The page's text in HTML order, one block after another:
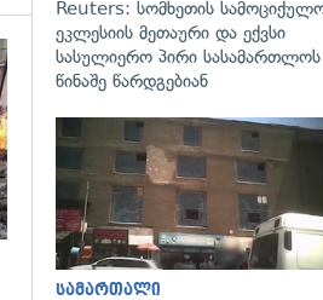
გადახედვა
Reuters: სომხეთის
ეკლესიის მეთაური და ექვსი
სასულიერო პირი სასამართლოს
წინაშე წარდგებიან
სამართალი